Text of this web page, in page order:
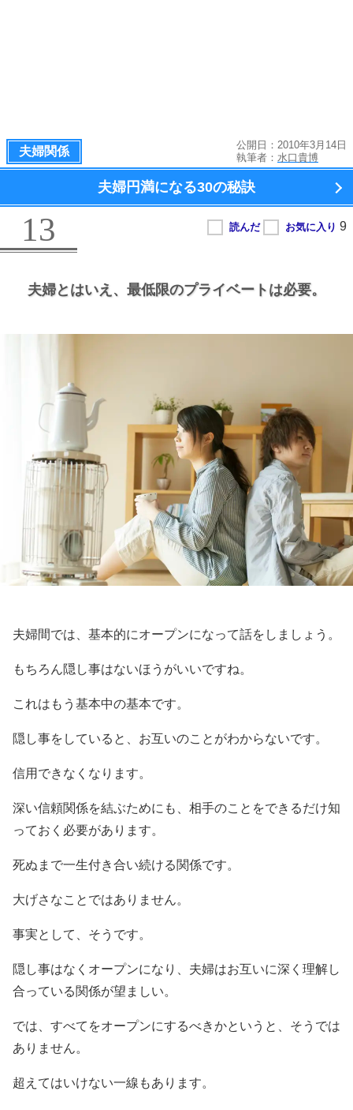
夫婦関係
公開日：2010年3月14日
執筆者： 水口貴博
夫婦円満になる30の秘訣
13
夫婦とはいえ、 最低限のプライベートは必要。
夫婦間では、基本的にオープンになって話をしましょう。
もちろん隠し事はないほうがいいですね。
これはもう基本中の基本です。
隠し事をしていると、お互いのことがわからないです。
信用できなくなります。
深い信頼関係を結ぶためにも、相手のことをできるだけ知
っておく必要があります。
死ぬまで一生付き合い続ける関係です。
大げさなことではありません。
事実として、そうです。
隠し事はなくオープンになり、夫婦はお互いに深く理解し
合っている関係が望ましい。
では、すべてをオープンにするべきかというと、そうでは
ありません。
超えてはいけない一線もあります。